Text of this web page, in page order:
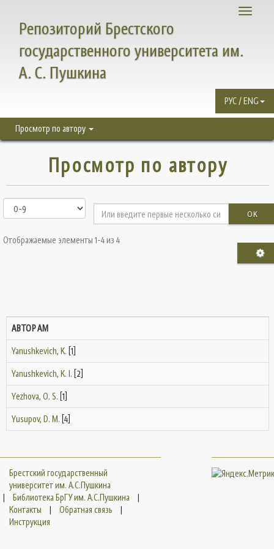
Toggle
Репозиторий Брестского
государственного университета им.
А. С. Пушкина
РУС / ENG
Просмотр по автору
Просмотр по автору
OK
Отображаемые элементы 1-4 из 4
АВТОРАМ
Yanushkevich, K. [1]
Yanushkevich, K. I. [2]
Yezhova, O. S. [1]
Yusupov, D. M. [4]
Брестский государственный
университет им. А.С.Пушкина
|
Библиотека БрГУ им. А.С.Пушкина
|
Контакты
| Обратная связь
|
Инструкция